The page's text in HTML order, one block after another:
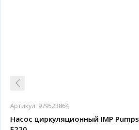
Артикул: 979523864
Насос циркуляционный IMP